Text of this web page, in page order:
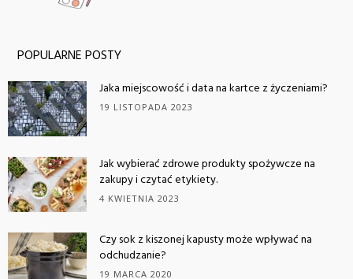
POPULARNE POSTY
Jaka miejscowość i data na kartce z życzeniami?
19 LISTOPADA 2023
Jak wybierać zdrowe produkty spożywcze na
zakupy i czytać etykiety.
4 KWIETNIA 2023
Czy sok z kiszonej kapusty może wpływać na
odchudzanie?
19 MARCA 2020